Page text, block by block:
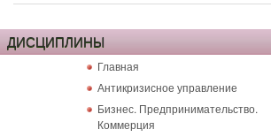
ДИСЦИПЛИНЫ
Главная
Антикризисное управление
Бизнес. Предпринимательство.
Коммерция